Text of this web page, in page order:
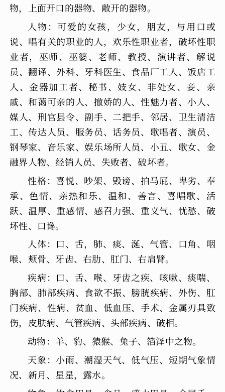
物，上面开口的器物、敞开的器物。
人物：可爱的女孩，少女，朋友，与用口或
说、唱有关的职业的人，欢乐性职业者，破坏性职
业者，巫师、巫婆、老师、教授、演讲者、解说
员、翻译、外科、牙科医生、食品厂工人、饭店工
人、金器加工者、秘书、妓女、非处女、妾、亲
戚、和蔼可亲的人、撤娇的人、性魅力者、小人、
媒人、刑官县令、副手、二把手、邻居、卫生清洁
工、传达人员、服务员、话务员、歌唱者、演员、
钢琴家、音乐家、娱乐场所人员、小丑、歌女、金
融界人物、经销人员、失败者、破坏者。
性格：喜悦、吵架、毁谤、拍马屁、卑劣、奉
承、色情、亲热和乐、温和、善言、喜唱歌、活
跃、温厚、重感情、感召力强、重义气、忧愁、破
坏性、口谗。
人体：口、舌，肺、痰、涎、气管、口角、咽
喉、颊骨、牙齿、右肋、肛门、右肩臂。
疾病：口、舌、喉、牙齿之疾、咳嗽、痰喘、
胸部、肺部疾病、食欲不振、膀胱疾病、外伤、肛
门疾病、性病、贫血、低血压、手术、金属刃具致
伤，皮肤病、气管疾病、头部疾病、破相。
动物：羊、豹、猿猴、兔子、箔泽中之物。
天象：小雨、潮湿天气、低气压、短期气象情
况、新月、星星，露水。